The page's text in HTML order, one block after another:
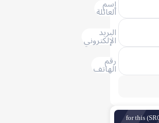
إسم
العائلة
البريد
الإلكتروني
رقم
الهاتف
(SR0.10) for this